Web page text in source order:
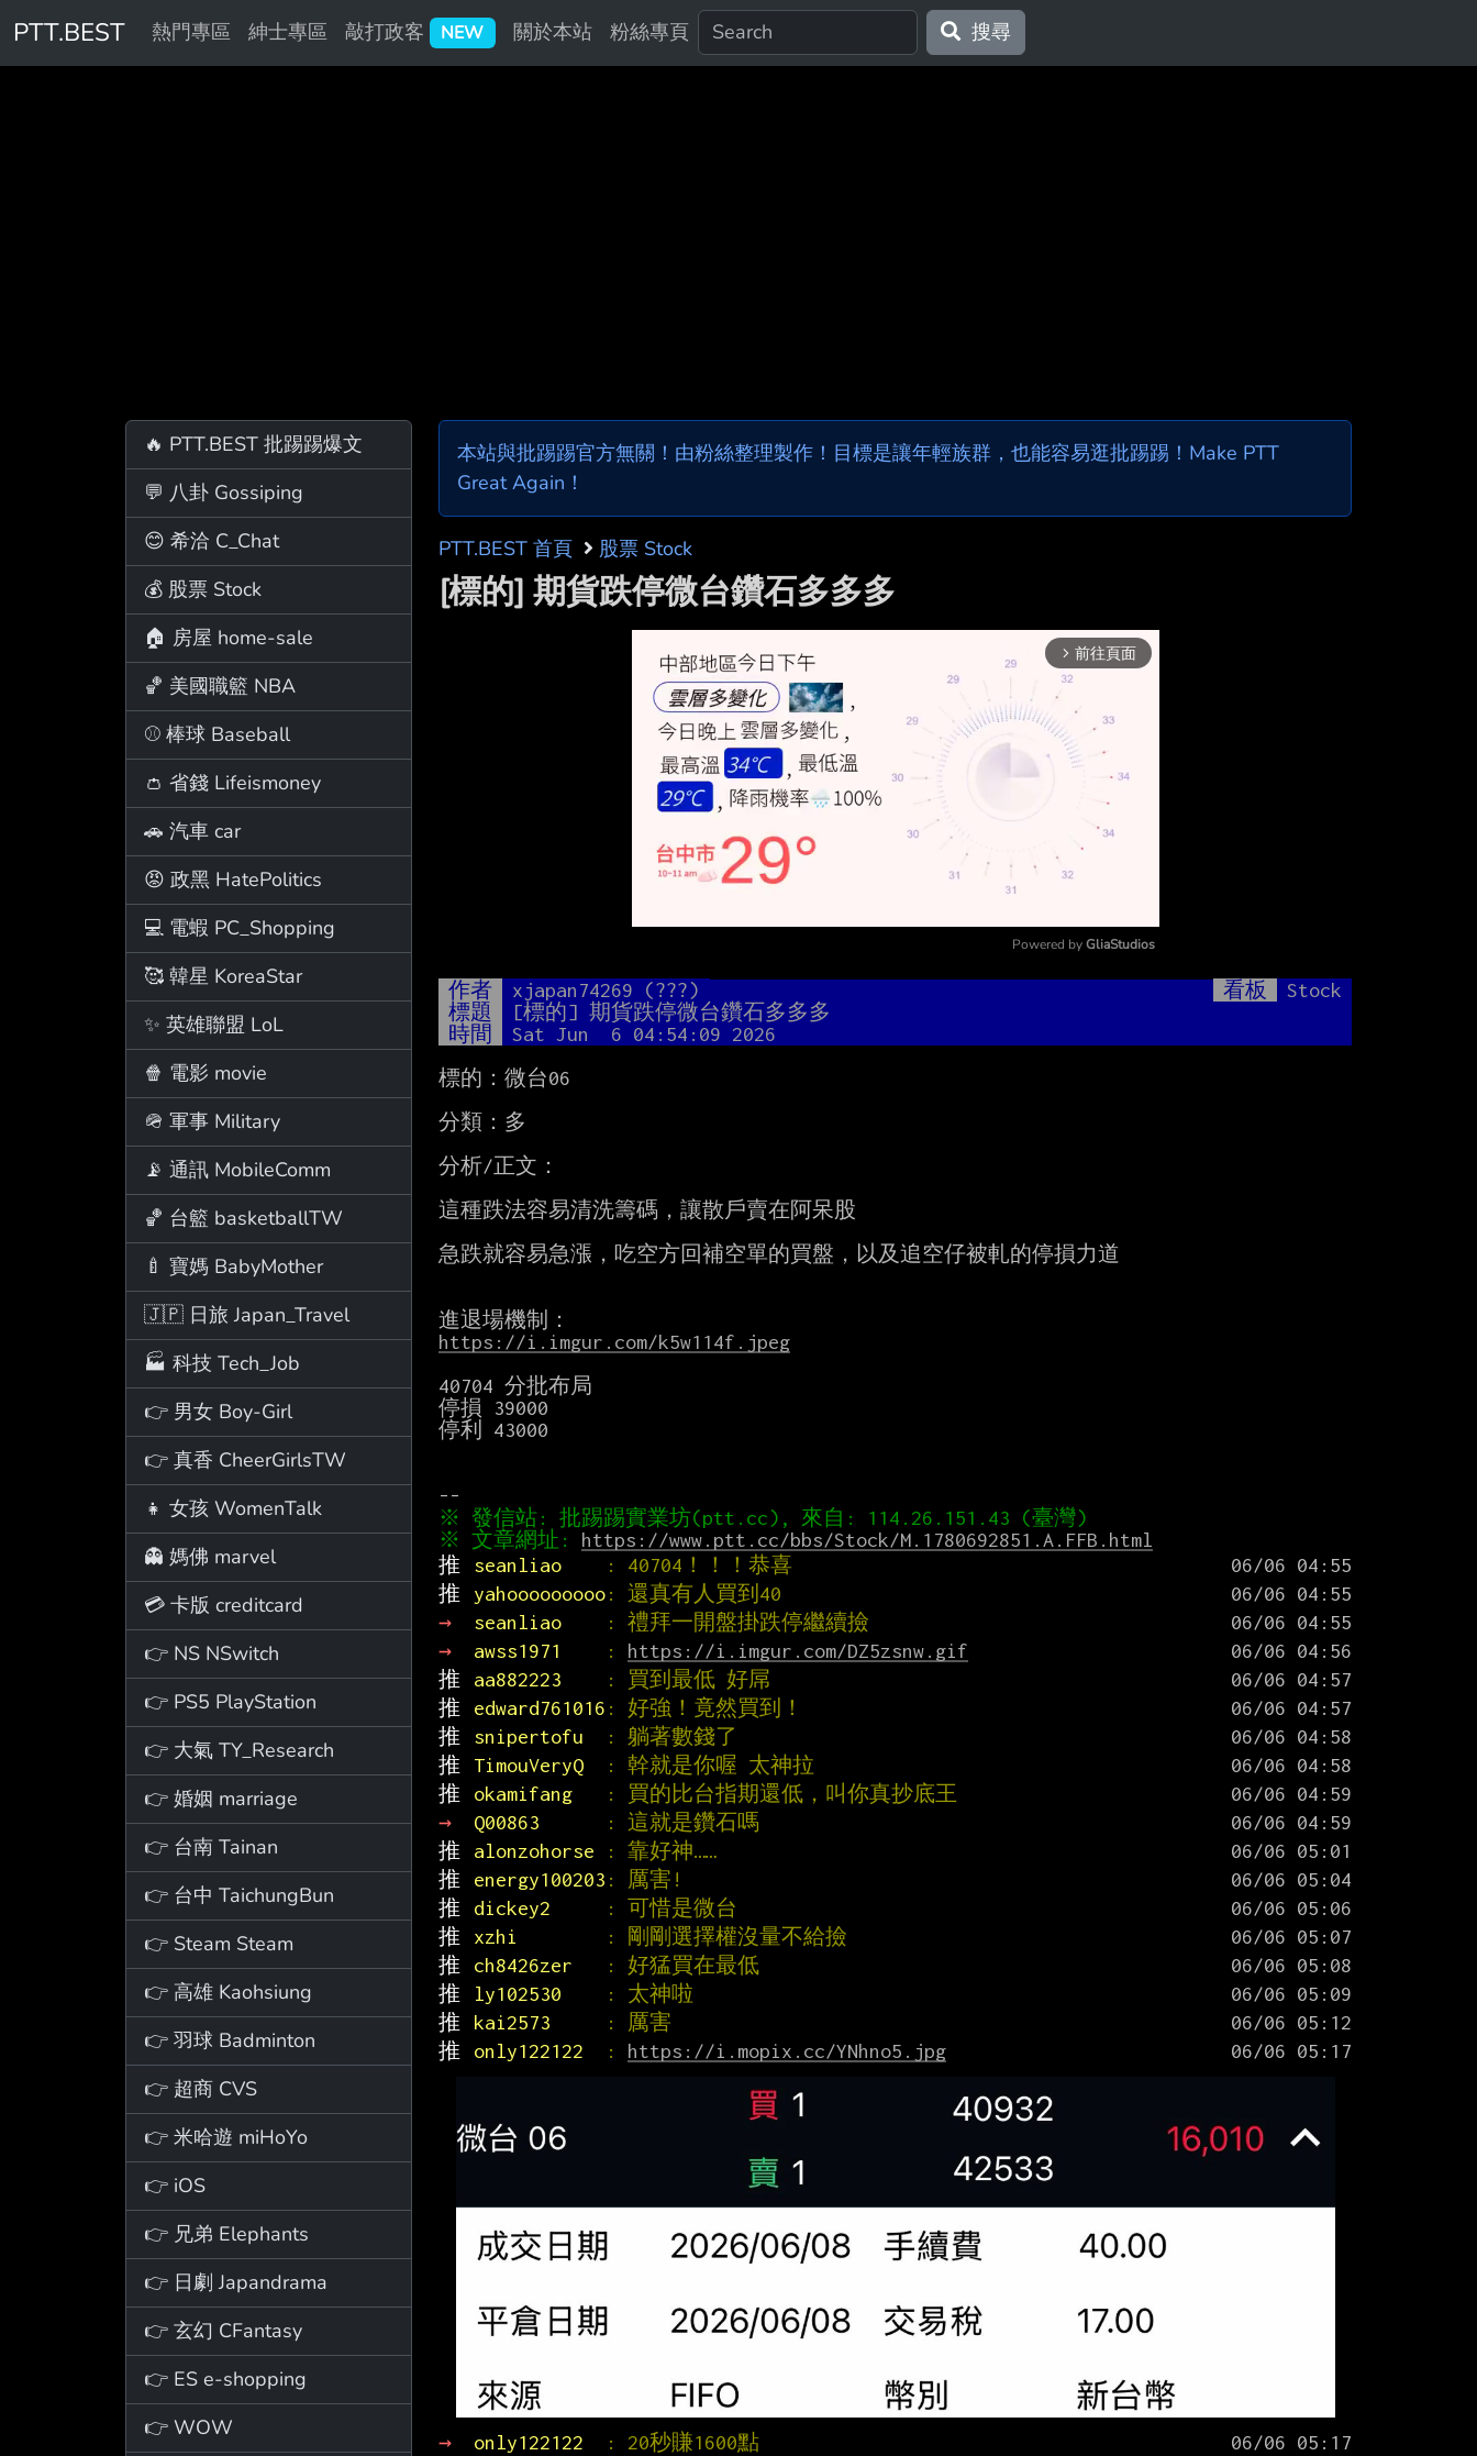
PTT.BEST 熱門專區 紳士專區 敲打政客 NEW 關於本站 粉絲專頁 搜尋
🔥 PTT.BEST 批踢踢爆文
💬 八卦 Gossiping
😊 希洽 C_Chat
💰 股票 Stock
🏠 房屋 home-sale
🏀 美國職籃 NBA
⚾ 棒球 Baseball
👛 省錢 Lifeismoney
🚗 汽車 car
😡 政黑 HatePolitics
💻 電蝦 PC_Shopping
🥰 韓星 KoreaStar
✨ 英雄聯盟 LoL
🍿 電影 movie
🪖 軍事 Military
📡 通訊 MobileComm
🏀 台籃 basketballTW
🍼 寶媽 BabyMother
🇯🇵 日旅 Japan_Travel
🏭 科技 Tech_Job
👉 男女 Boy-Girl
👉 真香 CheerGirlsTW
👧 女孩 WomenTalk
👻 媽佛 marvel
💳 卡版 creditcard
👉 NS NSwitch
👉 PS5 PlayStation
👉 大氣 TY_Research
👉 婚姻 marriage
👉 台南 Tainan
👉 台中 TaichungBun
👉 Steam Steam
👉 高雄 Kaohsiung
👉 羽球 Badminton
👉 超商 CVS
👉 米哈遊 miHoYo
👉 iOS
👉 兄弟 Elephants
👉 日劇 Japandrama
👉 玄幻 CFantasy
👉 ES e-shopping
👉 WOW
本站與批踢踢官方無關！由粉絲整理製作！目標是讓年輕族群，也能容易逛批踢踢！Make PTT
Great Again！
PTT.BEST 首頁 股票 Stock
[標的] 期貨跌停微台鑽石多多多
arrow_forward_ios 前往頁面
Powered by GliaStudios
作者 xjapan74269 (???) 看板
Stock
標題
[標的] 期貨跌停微台鑽石多多多
時間
Sat Jun  6 04:54:09 2026
標的：微台06
分類：多
分析/正文：
這種跌法容易清洗籌碼，讓散戶賣在阿呆股
急跌就容易急漲，吃空方回補空單的買盤，以及追空仔被軋的停損力道
https://i.imgur.com/k5w114f.jpeg
40704 分批布局
停損 39000
停利 43000
※ 文章網址: https://www.ptt.cc/bbs/Stock/M.1780692851.A.FFB.html
推
seanliao : 40704！！！恭喜
推
yahooooooooo: 還真有人買到40
→
seanliao : 禮拜一開盤掛跌停繼續撿
→
awss1971 : https://i.imgur.com/DZ5zsnw.gif
推
aa882223 : 買到最低 好屌
推
edward761016 : 好強！竟然買到！
推
snipertofu : 躺著數錢了
推
TimouVeryQ : 幹就是你喔 太神拉
推
okamifang : 買的比台指期還低，叫你真抄底王
→
Q00863 : 這就是鑽石嗎
推
alonzohorse : 靠好神……
推
energy100203 : 厲害!
推
dickey2 : 可惜是微台
推
xzhi : 剛剛選擇權沒量不給撿
推
ch8426zer : 好猛買在最低
推
ly102530 : 太神啦
推
kai2573 : 厲害
推
only122122 : https://i.mopix.cc/YNhno5.jpg
→ only122122 : 20秒賺1600點